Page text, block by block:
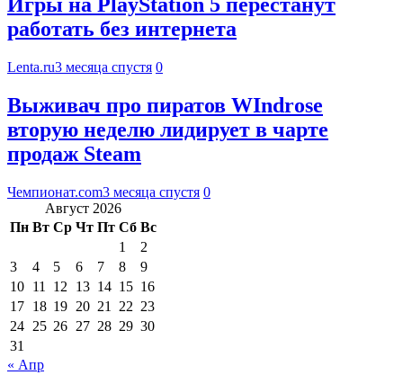
Игры на PlayStation 5 перестанут
работать без интернета
Lenta.ru3 месяца спустя 0
Выживач про пиратов WIndrose
вторую неделю лидирует в чарте
продаж Steam
Чемпионат.com3 месяца спустя 0
Август 2026
Пн Вт Ср Чт Пт Сб Вс
1
2
3
4 5 6 7 8
9
10 11 12 13 14 15 16
17 18 19 20 21 22 23
24 25 26 27 28 29 30
31
« Апр